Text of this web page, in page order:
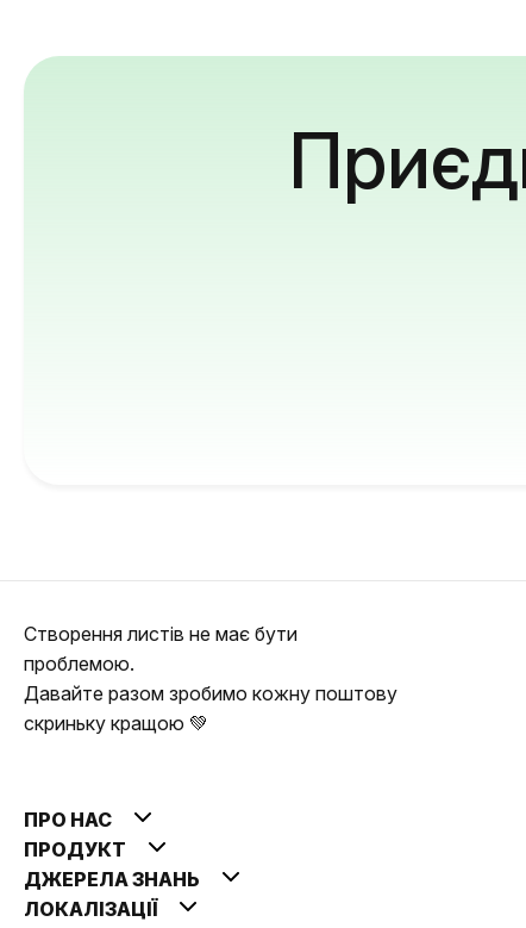
Створення листів не має бути
проблемою.
Давайте разом зробимо кожну поштову
скриньку кращою 💚
ПРО НАС
ПРОДУКТ
ДЖЕРЕЛА ЗНАНЬ
ЛОКАЛІЗАЦІЇ